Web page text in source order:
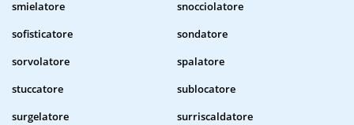
smielatore
snocciolatore
sofisticatore
sondatore
sorvolatore
spalatore
stuccatore
sublocatore
surgelatore
surriscaldatore